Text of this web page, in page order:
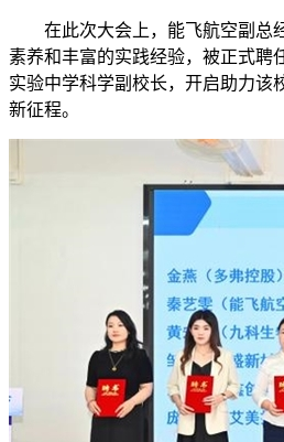
在此次大会上，能飞航空副总
素养和丰富的实践经验，被正式聘
实验中学科学副校长，开启助力该
新征程。